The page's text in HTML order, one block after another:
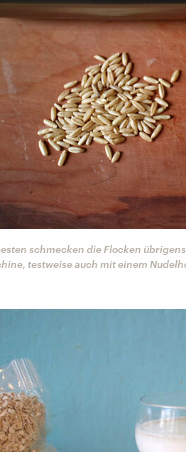
schmecken die Flocken
testweise auch mit einem